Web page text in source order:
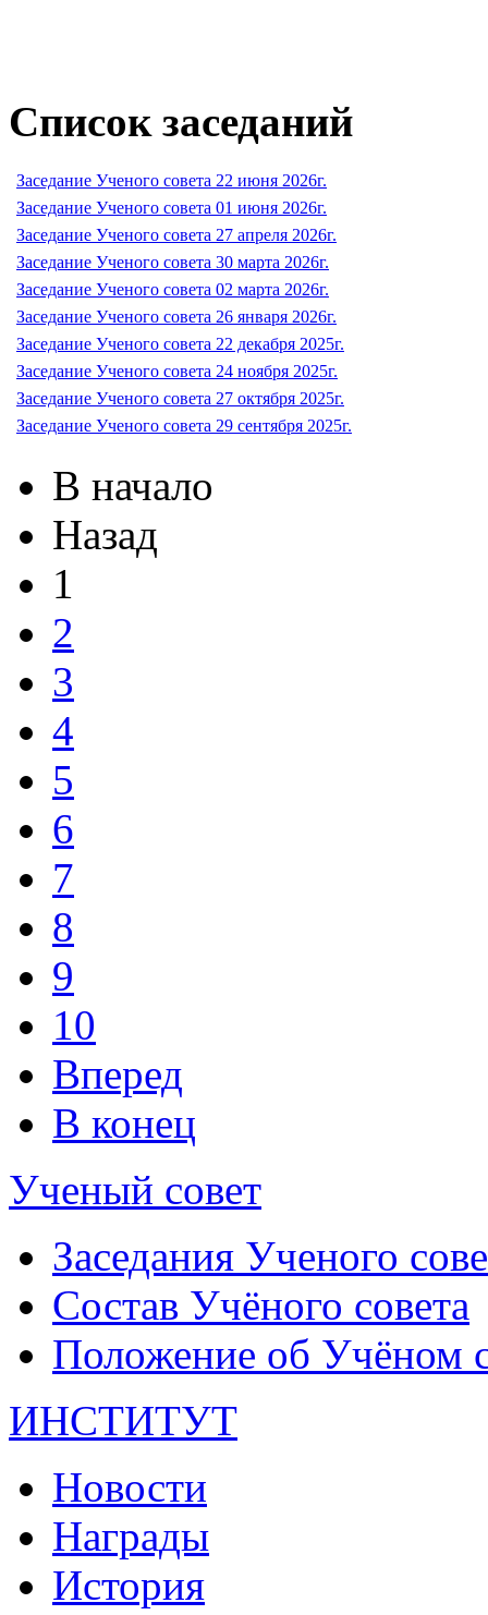
Список заседаний
Заседание Ученого совета 22 июня 2026г.
Заседание Ученого совета 01 июня 2026г.
Заседание Ученого совета 27 апреля 2026г.
Заседание Ученого совета 30 марта 2026г.
Заседание Ученого совета 02 марта 2026г.
Заседание Ученого совета 26 января 2026г.
Заседание Ученого совета 22 декабря 2025г.
Заседание Ученого совета 24 ноября 2025г.
Заседание Ученого совета 27 октября 2025г.
Заседание Ученого совета 29 сентября 2025г.
В начало
Назад
1
2
3
4
5
6
7
8
9
10
Вперед
В конец
Ученый совет
Заседания Ученого
Состав Учёного совета
Положение об Учёном
ИНСТИТУТ
Новости
Награды
История